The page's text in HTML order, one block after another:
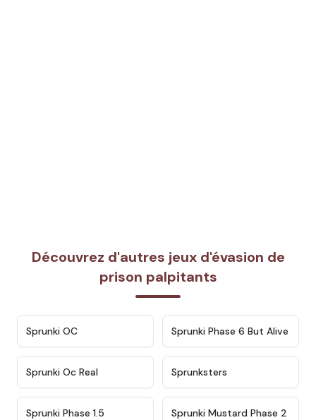
Découvrez d'autres jeux d'évasion de
prison palpitants
Sprunki OC ★ 4.9
Sprunki Phase 6 But Alive
Sprunki Oc Real Sprunksters
Sprunki Phase 1.5 ★ 4.4
Sprunki Mustard Phase 2